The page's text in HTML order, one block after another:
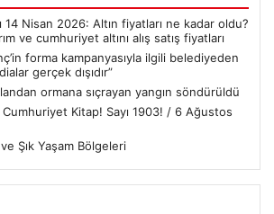
14 Nisan 2026: Altın fiyatları ne kadar oldu?
ve cumhuriyet altını alış satış fiyatları
forma kampanyasıyla ilgili belediyeden
gerçek dışıdır”
ormana sıçrayan yangın söndürüldü
Kitap! Sayı 1903! / 6 Ağustos
Şık Yaşam Bölgeleri